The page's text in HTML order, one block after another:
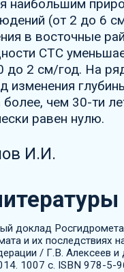
наибольшим
(от 2 до 6
в восточные
СТС
до 2 см/год. На
изменения
более, чем 30-ти
равен нулю.
И.И.
доклад
и их последствиях
/ Г.В. Алексеев и
1007 с. ISBN 978-5-